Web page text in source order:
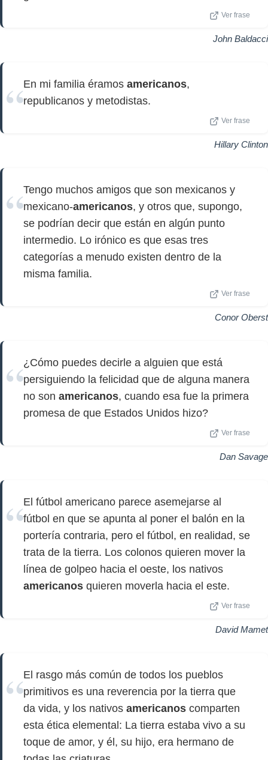
Ver frase
John Baldacci
En mi familia éramos americanos,
republicanos y metodistas.
Ver frase
Hillary Clinton
Tengo muchos amigos que son mexicanos y
mexicano-americanos, y otros que, supongo,
se podrían decir que están en algún punto
intermedio. Lo irónico es que esas tres
categorías a menudo existen dentro de la
misma familia.
Ver frase
Conor Oberst
¿Cómo puedes decirle a alguien que está
persiguiendo la felicidad que de alguna manera
no son americanos, cuando esa fue la primera
promesa de que Estados Unidos hizo?
Ver frase
Dan Savage
El fútbol americano parece asemejarse al
fútbol en que se apunta al poner el balón en la
portería contraria, pero el fútbol, en realidad, se
trata de la tierra. Los colonos quieren mover la
línea de golpeo hacia el oeste, los nativos
americanos quieren moverla hacia el este.
Ver frase
David Mamet
El rasgo más común de todos los pueblos
primitivos es una reverencia por la tierra que
da vida, y los nativos americanos comparten
esta ética elemental: La tierra estaba vivo a su
toque de amor, y él, su hijo, era hermano de